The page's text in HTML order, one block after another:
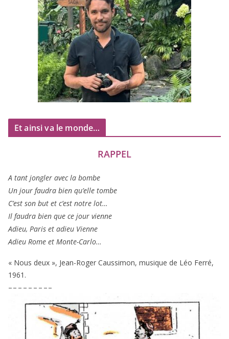
Et ainsi va le monde…
RAPPEL
A tant jon­gler avec la bombe
Un jour fau­dra bien qu’elle tombe
C’est son but et c’est notre lot…
Il fau­dra bien que ce jour vienne
Adieu, Paris et adieu Vienne
Adieu Rome et Monte-Carlo…
« Nous deux », Jean-Roger Caussimon, musique de Léo Ferré,
1961 .
– – – – – – – – –